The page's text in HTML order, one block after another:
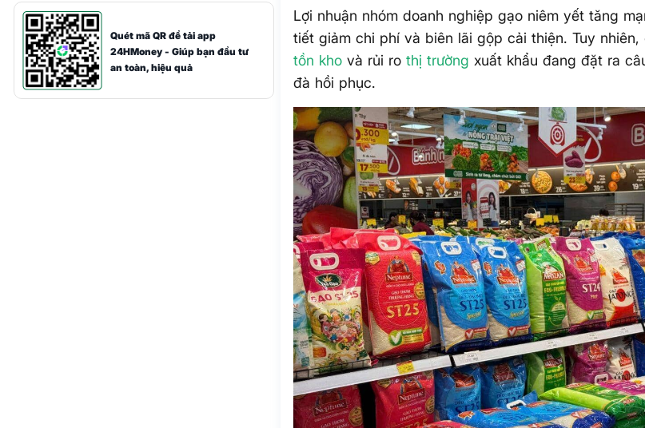
Quét mã QR để tải app
24HMoney - Giúp bạn đầu tư
an toàn, hiệu quả
Lợi nhuận nhóm doanh nghiệp gạo niêm yết tăng
tiết giảm chi phí và biên lãi gộp cải thiện. Tuy
tồn kho và rủi rothị trường xuất khẩu đang đặt ra
đà hồi phục.